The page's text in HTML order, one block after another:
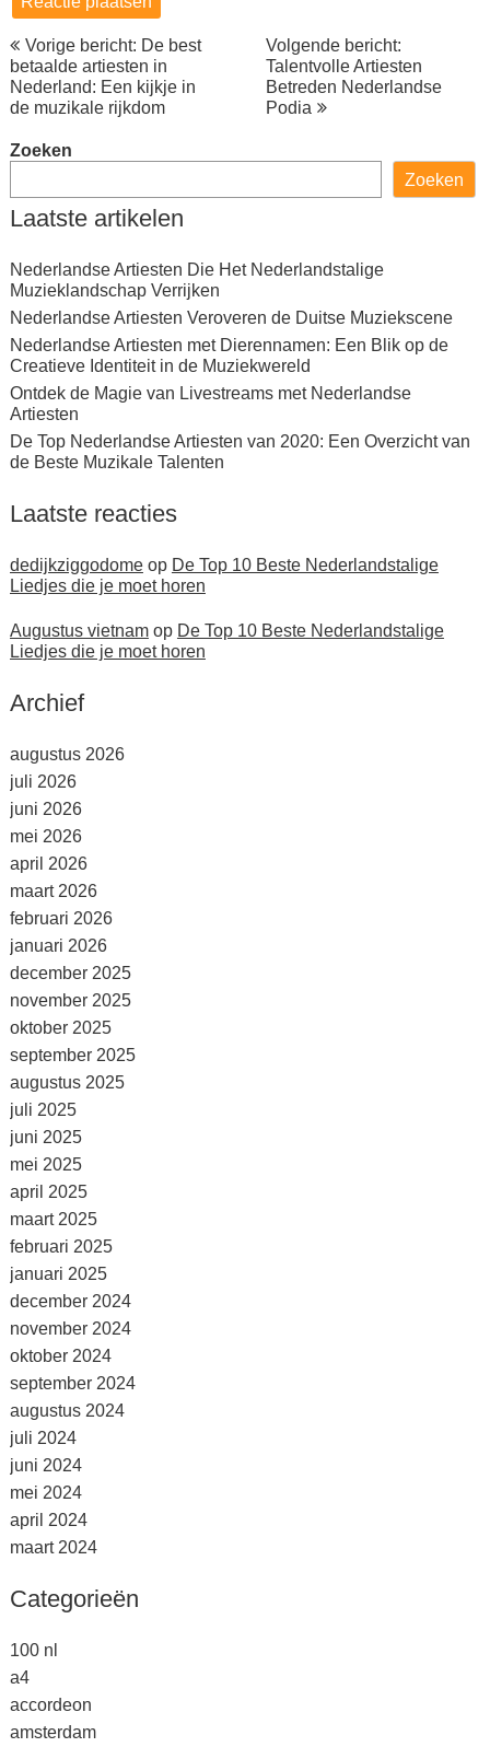
Berichtnavigatie
Vorige bericht: De best
betaalde artiesten in
Nederland: Een kijkje in
de muzikale rijkdom
Volgende bericht:
Talentvolle Artiesten
Betreden Nederlandse
Podia
Zoeken
Zoeken
Laatste artikelen
Nederlandse Artiesten Die Het Nederlandstalige
Muzieklandschap Verrijken
Nederlandse Artiesten Veroveren de Duitse Muziekscene
Nederlandse Artiesten met Dierennamen: Een Blik op de
Creatieve Identiteit in de Muziekwereld
Ontdek de Magie van Livestreams met Nederlandse
Artiesten
De Top Nederlandse Artiesten van 2020: Een Overzicht van
de Beste Muzikale Talenten
Laatste reacties
dedijkziggodomeop De Top 10 Beste Nederlandstalige
Liedjes die je moet horen
Augustus vietnamop De Top 10 Beste Nederlandstalige
Liedjes die je moet horen
Archief
augustus 2026
juli 2026
juni 2026
mei 2026
april 2026
maart 2026
februari 2026
januari 2026
december 2025
november 2025
oktober 2025
september 2025
augustus 2025
juli 2025
juni 2025
mei 2025
april 2025
maart 2025
februari 2025
januari 2025
december 2024
november 2024
oktober 2024
september 2024
augustus 2024
juli 2024
juni 2024
mei 2024
april 2024
maart 2024
Categorieën
100 nl
a4
accordeon
amsterdam